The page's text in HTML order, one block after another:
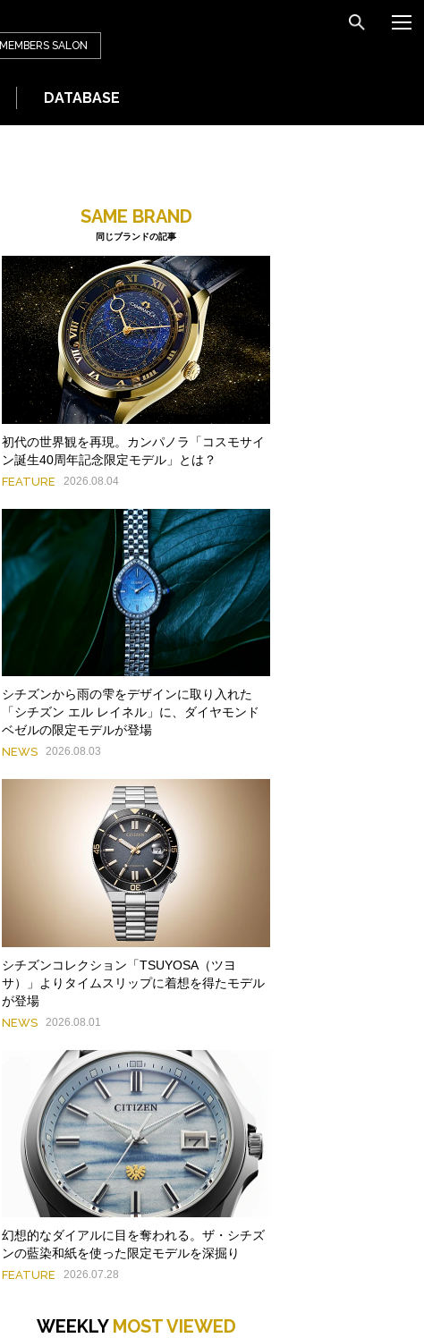
MEMBERS SALON
DATABASE
SAME BRAND
同じブランドの記事
初代の世界観を再現。カンパノラ「コスモサイ
ン誕生40周年記念限定モデル」とは？
FEATURE 2026.08.04
シチズンから雨の雫をデザインに取り入れた
「シチズン エル レイネル」に、ダイヤモンド
ベゼルの限定モデルが登場
NEWS 2026.08.03
シチズンコレクション「TSUYOSA（ツヨ
サ）」よりタイムスリップに着想を得たモデル
が登場
NEWS 2026.08.01
幻想的なダイアルに目を奪われる。ザ・シチズ
ンの藍染和紙を使った限定モデルを深掘り
FEATURE 2026.07.28
WEEKLY MOST VIEWED